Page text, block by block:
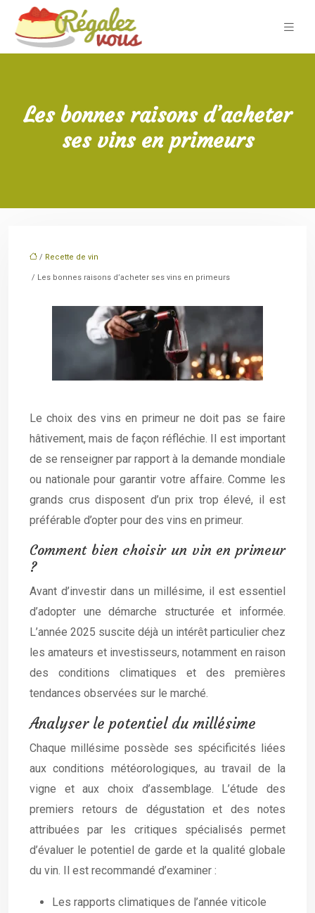
Les bonnes raisons d’acheter
ses vins en primeurs
/ Recette de vin
/ Les bonnes raisons d’acheter ses vins en primeurs
Le choix des vins en primeur ne doit pas se faire
hâtivement, mais de façon réfléchie. Il est important
de se renseigner par rapport à la demande mondiale
ou nationale pour garantir votre affaire. Comme les
grands crus disposent d’un prix trop élevé, il est
préférable d’opter pour des vins en primeur.
Comment bien choisir un vin en primeur
?
Avant d’investir dans un millésime, il est essentiel
d’adopter une démarche structurée et informée.
L’année 2025 suscite déjà un intérêt particulier chez
les amateurs et investisseurs, notamment en raison
des conditions climatiques et des premières
tendances observées sur le marché.
Analyser le potentiel du millésime
Chaque millésime possède ses spécificités liées
aux conditions météorologiques, au travail de la
vigne et aux choix d’assemblage. L’étude des
premiers retours de dégustation et des notes
attribuées par les critiques spécialisés permet
d’évaluer le potentiel de garde et la qualité globale
du vin. Il est recommandé d’examiner :
Les rapports climatiques de l’année viticole